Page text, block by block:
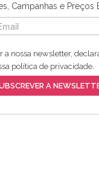
à bolsa, tem
preço muito justo. A
Campanhas e Preços
a nossa newsletter,
política de privacidade.
A